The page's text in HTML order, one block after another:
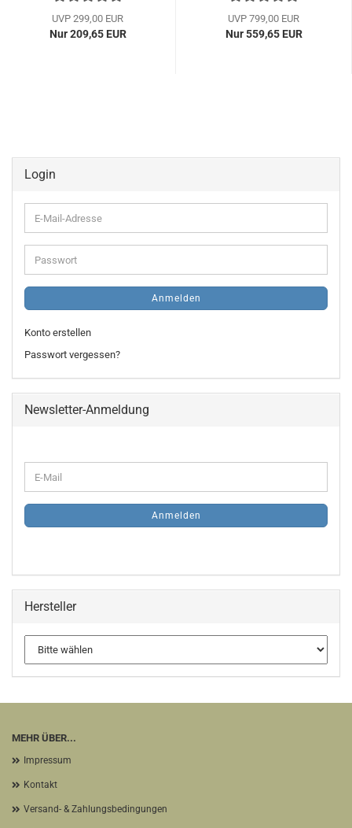
UVP 299,00 EUR
Nur 209,65 EUR
UVP 799,00 EUR
Nur 559,65 EUR
Login
E-
Mail-
Adresse
Passwort
Anmelden
Konto erstellen
Passwort vergessen?
Newsletter-Anmeldung
ZUR
ANMELDUNG
E-
Mail
Anmelden
Hersteller
MEHR ÜBER...
Impressum
Kontakt
Versand- & Zahlungsbedingungen